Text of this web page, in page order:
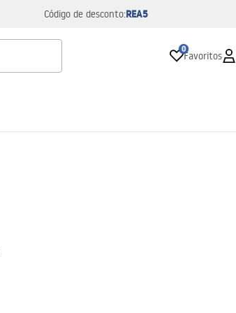
Código de desconto:REA5
0
Favoritos